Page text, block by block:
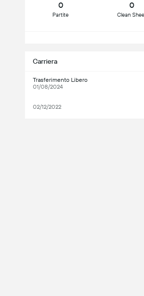
0
Partite
0
Clean
Carriera
Trasferimento Libero
01/08/2024
02/12/2022